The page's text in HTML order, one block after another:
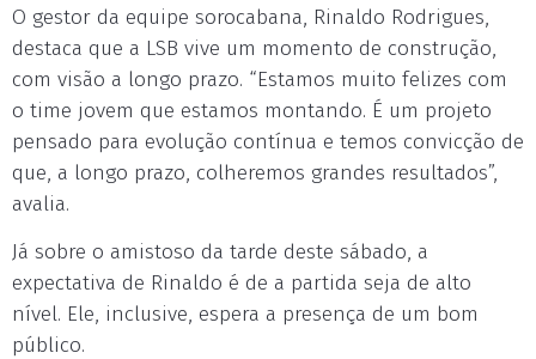
O gestor da equipe sorocabana, Rinaldo Rodrigues,
destaca que a LSB vive um momento de construção,
com visão a longo prazo. “Estamos muito felizes com
o time jovem que estamos montando. É um projeto
pensado para evolução contínua e temos convicção de
que, a longo prazo, colheremos grandes resultados”,
avalia.
Já sobre o amistoso da tarde deste sábado, a
expectativa de Rinaldo é de a partida seja de alto
nível. Ele, inclusive, espera a presença de um bom
público.